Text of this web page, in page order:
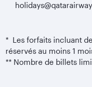
* Les forfaits incluant
réservés au moins 1
** Nombre de billets